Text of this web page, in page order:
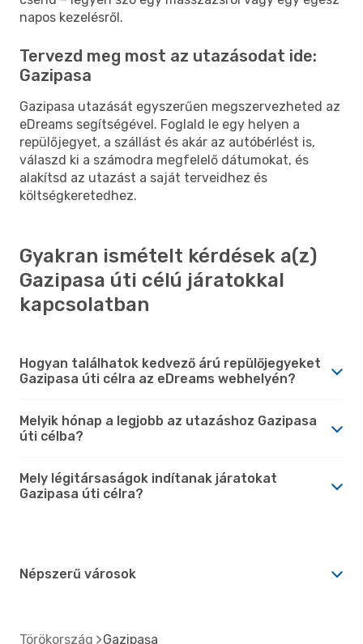
napos kezelésről.
Tervezd meg most az utazásodat ide:
Gazipasa
Gazipasa utazását egyszerűen megszervezheted az
eDreams segítségével. Foglald le egy helyen a
repülőjegyet, a szállást és akár az autóbérlést is,
válaszd ki a számodra megfelelő dátumokat, és
alakítsd az utazást a saját terveidhez és
költségkeretedhez.
Gyakran ismételt kérdések a(z)
Gazipasa úti célú járatokkal
kapcsolatban
Hogyan találhatok kedvező árú repülőjegyeket
Gazipasa úti célra az eDreams webhelyén?
Melyik hónap a legjobb az utazáshoz Gazipasa
úti célba?
Mely légitársaságok indítanak járatokat
Gazipasa úti célra?
Népszerű városok
Törökország Gazipaşa